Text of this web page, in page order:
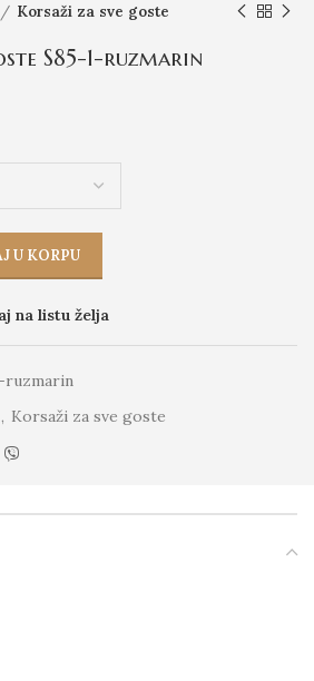
Korsaži za sve goste
S85-1-ruzmarin
U KORPU
na listu želja
ruzmarin
, Korsaži za sve goste